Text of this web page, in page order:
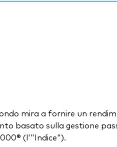
mira a fornire un
basato sulla gestione
(l'"Indice").